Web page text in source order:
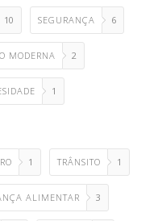
10 SEGURANÇA 6
MODERNA 2
1
1 TRÂNSITO 1
ALIMENTAR 3